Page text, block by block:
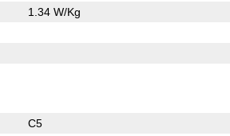
1.34 W/Kg
C5